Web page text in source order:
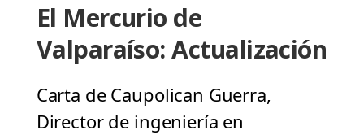
El Mercurio de
Valparaíso: Actualización
Carta de Caupolican Guerra,
Director de ingeniería en